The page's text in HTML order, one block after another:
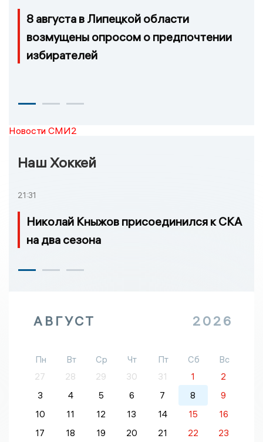
8 августа в Липецкой области
возмущены опросом о предпочтении
избирателей
Новости СМИ2
Наш Хоккей
21:31
Николай Кныжов присоединился к СКА
на два сезона
АВГУСТ 2026
Пн Вт Ср Чт Пт Сб
Вс
27
28 29 30 31 1
2
3
4 5 6 7 8
9
10
11 12 13 14 15
16
17
18 19 20 21 22 23